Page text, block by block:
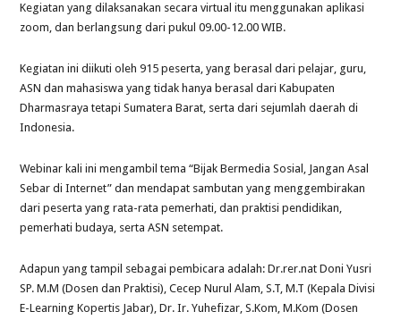
Kegiatan yang dilaksanakan secara virtual itu menggunakan aplikasi
zoom, dan berlangsung dari pukul 09.00-12.00 WIB.
Kegiatan ini diikuti oleh 915 peserta, yang berasal dari pelajar, guru,
ASN dan mahasiswa yang tidak hanya berasal dari Kabupaten
Dharmasraya tetapi Sumatera Barat, serta dari sejumlah daerah di
Indonesia.
Webinar kali ini mengambil tema “Bijak Bermedia Sosial, Jangan Asal
Sebar di Internet” dan mendapat sambutan yang menggembirakan
dari peserta yang rata-rata pemerhati, dan praktisi pendidikan,
pemerhati budaya, serta ASN setempat.
Adapun yang tampil sebagai pembicara adalah: Dr.rer.nat Doni Yusri
SP. M.M (Dosen dan Praktisi), Cecep Nurul Alam, S.T, M.T (Kepala Divisi
E-Learning Kopertis Jabar), Dr. Ir. Yuhefizar, S.Kom, M.Kom (Dosen